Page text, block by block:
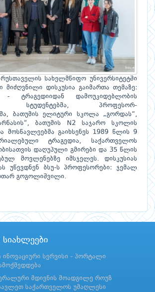
სახელმწიფო უნივერსიტეტში
მიძღვნილი დისკუსია გაიმართა თემაზე:
ტრაგედიიდან დამოუკიდებლობის
სტუდენტებმა, პროფესორ-
ბათუმის ელიტური სკოლა „გორდას“,
ბათუმის N2 საჯარო სკოლის
მოსწავლეებმა გაიხსენეს 1989 წლის 9
ტრაგედია, საქართველოს
დაღუპული გმირები და 35 წლის
მოვლენებზე იმსჯელეს. დისკუსიას
უწევდნენ ბსუ-ს პროფესორები: ჯემალ
გოგოლიშვილი.
ინოვაციური სერვისი - პორტალი
მდივნის მოადგილე როუზ
საქართველოს უმაღლესი